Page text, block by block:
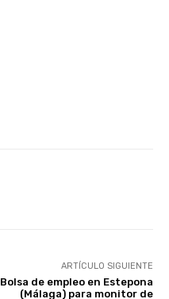
ARTÍCULO SIGUIENTE
Bolsa de empleo en Estepona
(Málaga) para monitor de